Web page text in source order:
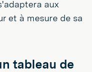
aux
et à mesure de sa
tableau de